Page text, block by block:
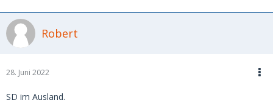
Robert
28. Juni 2022
SD im Ausland.